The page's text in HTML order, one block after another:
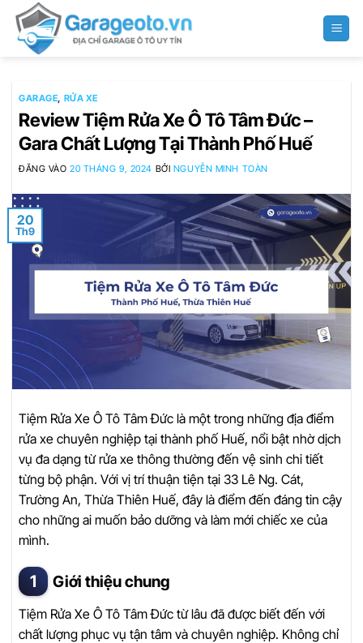
qua
GARAGE, RỬA XE
Review Tiệm Rửa Xe Ô Tô Tâm Đức –
Gara Chất Lượng Tại Thành Phố Huế
ĐĂNG VÀO20 THÁNG 9, 2024 BỞI NGUYỄN MINH TOÀN
20
Th9
Tiệm Rửa Xe Ô Tô Tâm Đức là một trong những địa điểm
rửa xe chuyên nghiệp tại thành phố Huế, nổi bật nhờ dịch
vụ đa dạng từ rửa xe thông thường đến vệ sinh chi tiết
từng bộ phận. Với vị trí thuận tiện tại 33 Lê Ng. Cát,
Trường An, Thừa Thiên Huế, đây là điểm đến đáng tin cậy
cho những ai muốn bảo dưỡng và làm mới chiếc xe của
mình.
Giới thiệu chung
Tiệm Rửa Xe Ô Tô Tâm Đức từ lâu đã được biết đến với
chất lượng phục vụ tận tâm và chuyên nghiệp. Không chỉ